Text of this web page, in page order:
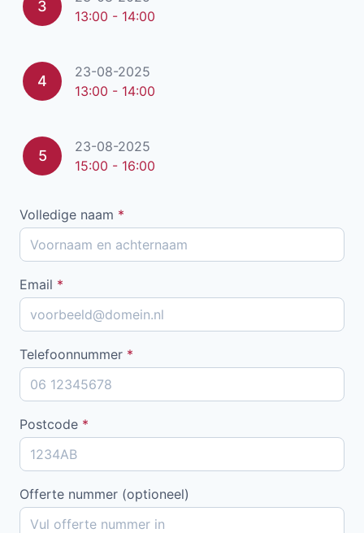
3
13:00 - 14:00
4
23-08-2025
13:00 - 14:00
5
23-08-2025
15:00 - 16:00
Volledige naam *
Email *
Telefoonnummer *
Postcode *
Offerte nummer (optioneel)